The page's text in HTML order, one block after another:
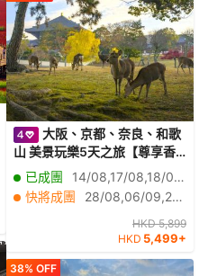
大阪、京都、奈良、和歌
山 美景玩樂5天之旅【尊享香
港航空貴賓室】「世界文化遺
產」金閣寺、八坂神社、祇園
花見小路、「日本百大名城」
和歌山城、紅葉溪庭園、「世
界文化遺產」奈良東大寺、神
鹿公園、一天自由活動
已成團
14/08,17/08,18/08,20/08,22/08,24/08,25/08,26/08,27/08,29/08,31/08,01/09,02/09,03/09,04/09,05/09,07/09,08/09,09/09,11/09
快將成團
28/08,06/09,21/09,25/09,27/09,29/09,05/10,11/10,16/10,18/10,01/11,02/11,03/11,04/11,05/11,06/11,07/11,08/11,09/11,10/11
HKD 5,899
HKD 5,499+
38% OFF